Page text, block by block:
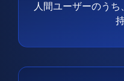
人間ユーザーのう